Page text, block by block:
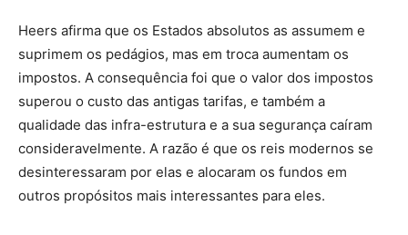
Heers afirma que os Estados absolutos as assumem e
suprimem os pedágios, mas em troca aumentam os
impostos. A consequência foi que o valor dos impostos
superou o custo das antigas tarifas, e também a
qualidade das infra-estrutura e a sua segurança caíram
consideravelmente. A razão é que os reis modernos se
desinteressaram por elas e alocaram os fundos em
outros propósitos mais interessantes para eles.